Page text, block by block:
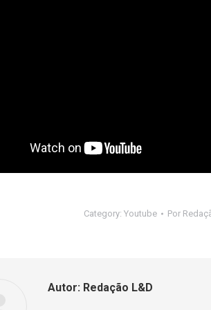
Category: Youtube Por
Autor: Redação L&D